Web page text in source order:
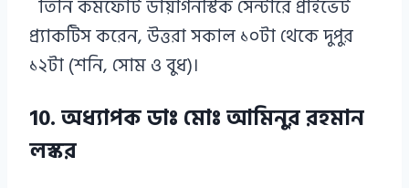
তিনি কমফোর্ট ডায়াগনস্টিক সেন্টারে প্রাইভেট
প্র্যাকটিস করেন, উত্তরা সকাল ১০টা থেকে দুপুর
১২টা (শনি, সোম ও বুধ)।
10. অধ্যাপক ডাঃ মোঃ আমিনুর রহমান
লস্কর